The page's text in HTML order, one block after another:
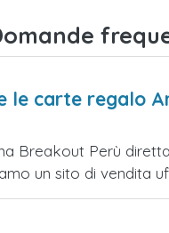
le carte regalo
Breakout Perù
un sito di vendita